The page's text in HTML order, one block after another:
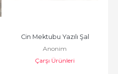
Cin Mektubu Yazılı Şal
Anonim
Çarşı Ürünleri